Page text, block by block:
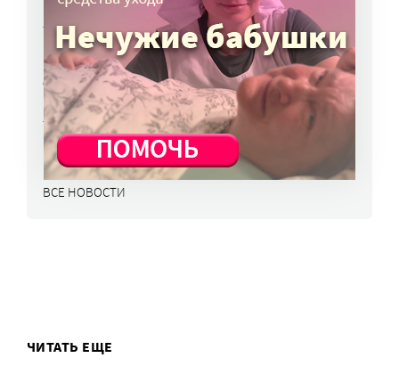
в перечень жизненно важных препаратов
7 авг, 15:15
НКО часто рискуют нарушить закон
о персональных данных. Как этого
избежать?
7 авг, 13:13
ВСЕ НОВОСТИ
ЧИТАТЬ ЕЩЕ